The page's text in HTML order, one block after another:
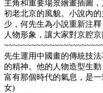
主角和重要場景繪畫插圖
初老北京的風貌。小說內
少，何先生為小說重新注
人物形象，讓大家對京腔京
先生運用中國畫的傳統技
的精神。他的人物造型生
富有那個時代的氣息，是
女)